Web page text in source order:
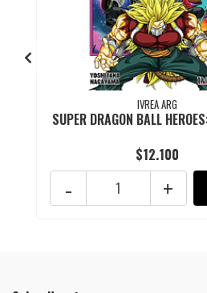
IVREA ARG
SUPER DRAGON BALL
$12.100
+
-